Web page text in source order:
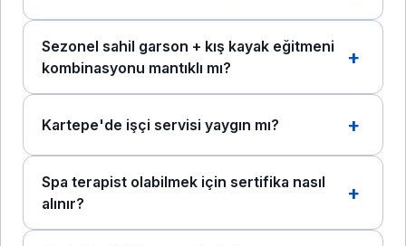
Sezonel sahil garson + kış kayak eğitmeni
kombinasyonu mantıklı mı?
Kartepe'de işçi servisi yaygın mı?
Spa terapist olabilmek için sertifika nasıl
alınır?